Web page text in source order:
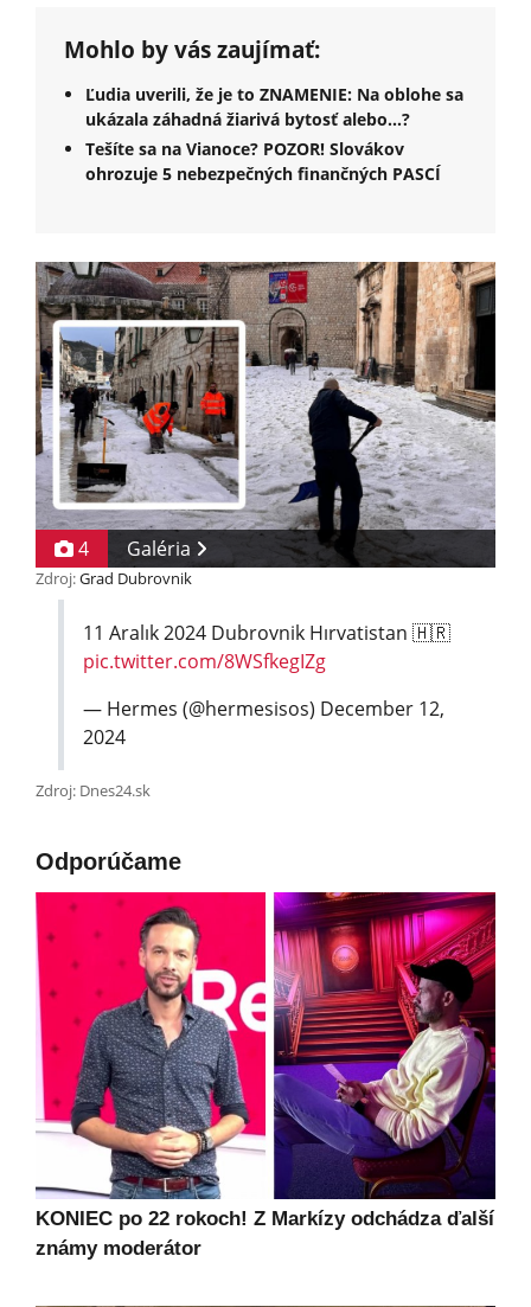
Mohlo by vás zaujímať:
Ľudia uverili, že je to ZNAMENIE: Na oblohe sa
ukázala záhadná žiarivá bytosť alebo...?
Tešíte sa na Vianoce? POZOR! Slovákov
ohrozuje 5 nebezpečných finančných PASCÍ
4 Galéria
Zdroj:Grad Dubrovnik
11 Aralık 2024 Dubrovnik Hırvatistan 🇭🇷
pic.twitter.com/8WSfkegIZg
— Hermes (@hermesisos) December 12,
2024
Zdroj: Dnes24.sk
Odporúčame
KONIEC po 22 rokoch! Z Markízy odchádza ďalší
známy moderátor